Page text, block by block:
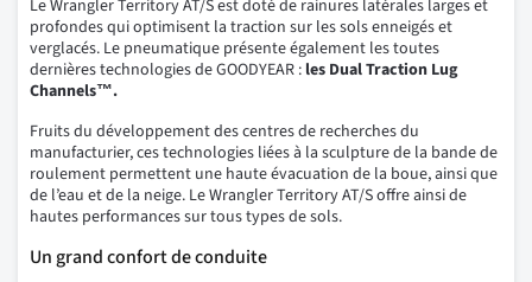
Le Wrangler Territory AT/S est doté de rainures latérales larges et
profondes qui optimisent la traction sur les sols enneigés et
verglacés. Le pneumatique présente également les toutes
dernières technologies de GOODYEAR : les Dual Traction Lug
Channels™.
Fruits du développement des centres de recherches du
manufacturier, ces technologies liées à la sculpture de la bande de
roulement permettent une haute évacuation de la boue, ainsi que
de l’eau et de la neige. Le Wrangler Territory AT/S offre ainsi de
hautes performances sur tous types de sols.
Un grand confort de conduite